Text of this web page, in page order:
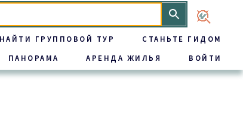
НАЙТИ ГРУППОВОЙ ТУР
СТАНЬТЕ ГИДОМ
ПАНОРАМА
АРЕНДА ЖИЛЬЯ ВОЙТИ